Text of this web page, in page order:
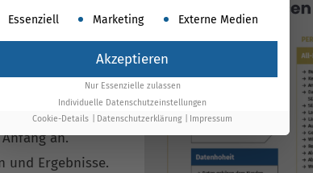
Suite
in
SEA-
Kontrolle.
Flexibilität.
an.
und Ergebnisse.
folgt eine Liste der Service-Gruppen, für die
Essenziell Marketing Externe Medien
Akzeptieren
Nur Essenzielle zulassen
Individuelle Datenschutzeinstellungen
Cookie-Details
Datenschutzerklärung Impressum